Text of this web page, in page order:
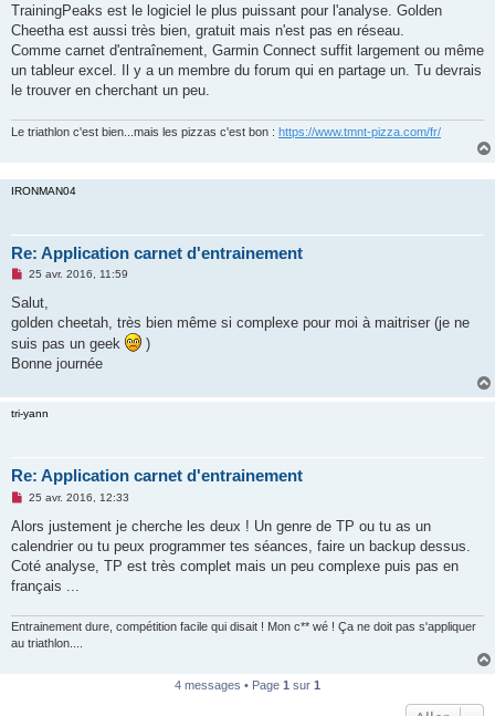
n
o
l
u
TrainingPeaks est le logiciel le plus puissant pour l'analyse. Golden
Cheetha est aussi très bien, gratuit mais n'est pas en réseau.
Comme carnet d'entraînement, Garmin Connect suffit largement ou même
un tableur excel. Il y a un membre du forum qui en partage un. Tu devrais
le trouver en cherchant un peu.
Le triathlon c'est bien...mais les pizzas c'est bon : https://www.tmnt-pizza.com/fr/
IRONMAN04
Re: Application carnet d'entrainement
M
s
a
g
e
n
u
25 avr. 2016, 11:59
Salut,
golden cheetah, très bien même si complexe pour moi à maitriser (je ne
suis pas un geek
)
Bonne journée
tri-yann
Re: Application carnet d'entrainement
M
s
a
g
n
n
l
u
25 avr. 2016, 12:33
Alors justement je cherche les deux ! Un genre de TP ou tu as un
calendrier ou tu peux programmer tes séances, faire un backup dessus.
Coté analyse, TP est très complet mais un peu complexe puis pas en
français ...
Entrainement dure, compétition facile qui disait ! Mon c** wé ! Ça ne doit pas s'appliquer
au triathlon....
4 messages • Page 1 sur 1